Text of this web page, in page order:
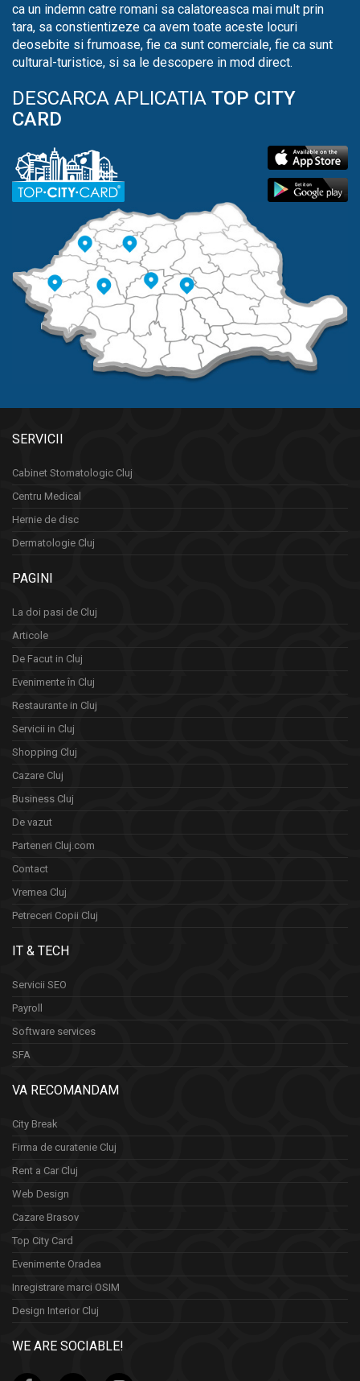
ca un indemn catre romani sa calatoreasca mai mult prin
tara, sa constientizeze ca avem toate aceste locuri
deosebite si frumoase, fie ca sunt comerciale, fie ca sunt
cultural-turistice, si sa le descopere in mod direct.
DESCARCA APLICATIA TOP CITY
CARD
SERVICII
Cabinet Stomatologic Cluj
Centru Medical
Hernie de disc
Dermatologie Cluj
PAGINI
La doi pasi de Cluj
Articole
De Facut in Cluj
Evenimente în Cluj
Restaurante in Cluj
Servicii in Cluj
Shopping Cluj
Cazare Cluj
Business Cluj
De vazut
Parteneri Cluj.com
Contact
Vremea Cluj
Petreceri Copii Cluj
IT & TECH
Servicii SEO
Payroll
Software services
SFA
VA RECOMANDAM
City Break
Firma de curatenie Cluj
Rent a Car Cluj
Web Design
Cazare Brasov
Top City Card
Evenimente Oradea
Inregistrare marci OSIM
Design Interior Cluj
WE ARE SOCIABLE!